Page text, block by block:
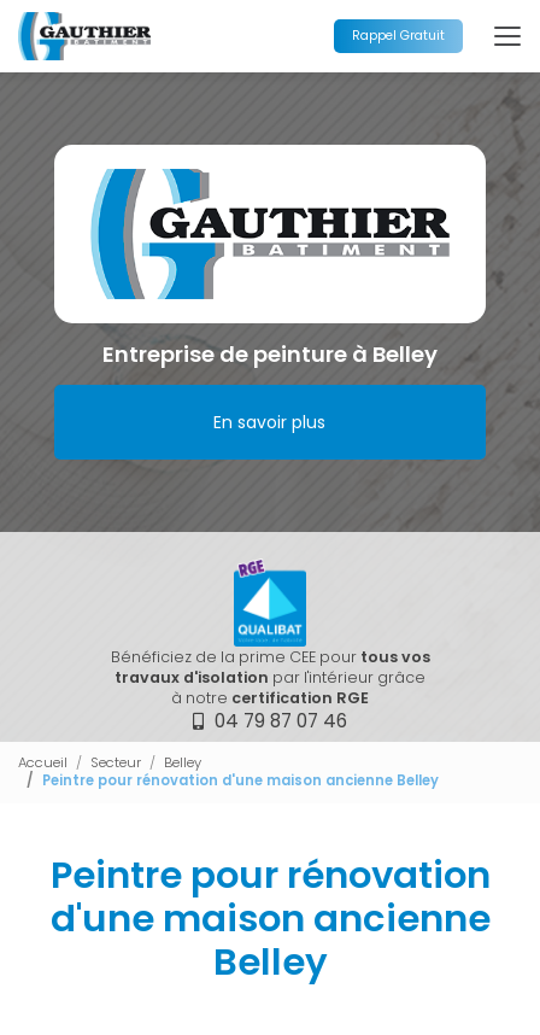
Aller
au
contenu
principal
Rappel Gratuit
Entreprise de peinture à Belley
En savoir plus
Bénéficiez de la prime CEE pourtous vos
travaux d'isolation par l'intérieur grâce
à notre certification RGE
04 79 87 07 46
Accueil Secteur
Belley
Peintre pour rénovation d'une maison ancienne Belley
Peintre pour rénovation
d'une maison ancienne
Belley